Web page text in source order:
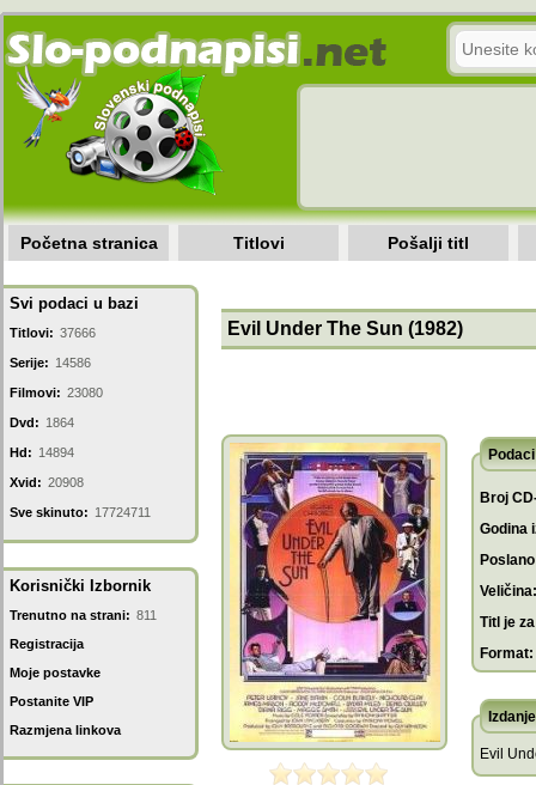
Početna stranica Titlovi Pošalji titl
Svi podaci u bazi
Titlovi: 37666
Serije: 14586
Filmovi: 23080
Dvd: 1864
Hd: 14894
Xvid: 20908
Sve skinuto: 17724711
Korisnički Izbornik
Trenutno na strani: 811
Registracija
Moje postavke
Postanite VIP
Razmjena linkova
Evil Under The Sun (1982)
Broj
Godina
Veličina:
Titl je
Format:
Evil